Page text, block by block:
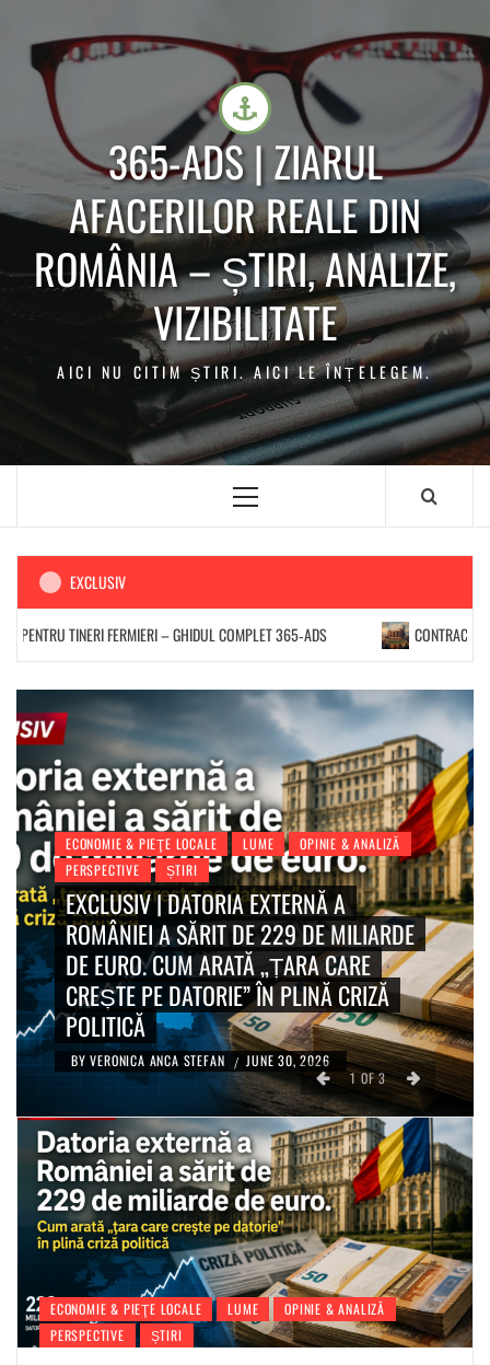
365-ADS | ZIARUL
AFACERILOR REALE DIN
ROMÂNIA – ȘTIRI, ANALIZE,
VIZIBILITATE
AICI NU CITIM ȘTIRI. AICI LE ÎNȚELEGEM.
EXCLUSIV
TINERI FERMIERI – GHIDUL COMPLET 365‑ADS CONTRACT DE 535
PERSPECTIVE ȘTIRI
SCANDALUL BUGETULUI PE 2026: ÎNTRE
ACUZAȚII DE CORUPȚIE, ÎNȚELEGERI
SUBTERANE ȘI ANCHETE DNA
BY VERONICA ANCA STEFAN / APRIL 2, 2026
2OF3
ECONOMIE & PIEŢE LOCALE LUME
OPINIE & ANALIZĂ
PERSPECTIVE
ȘTIRI